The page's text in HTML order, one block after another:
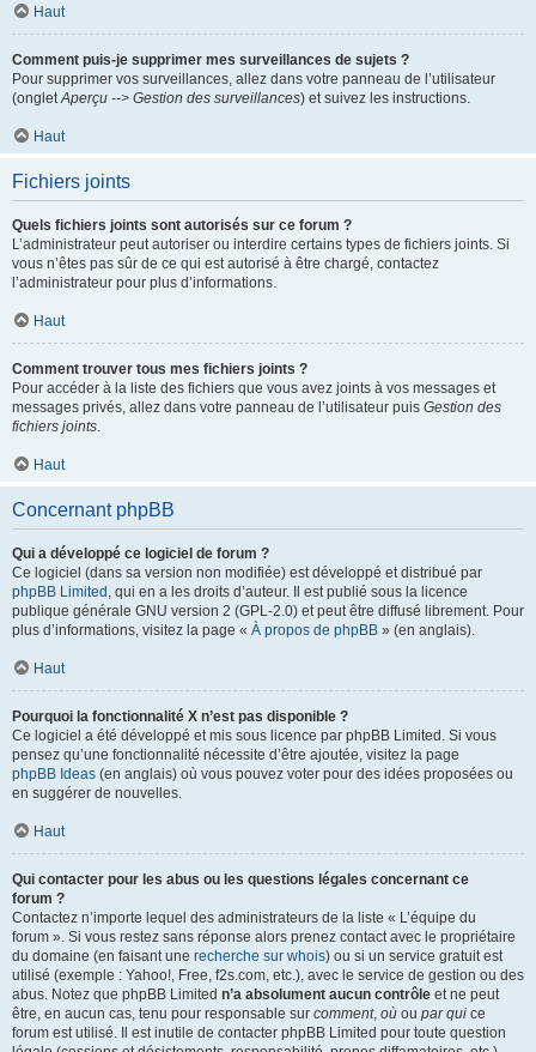
Haut
Comment puis-je supprimer mes surveillances de sujets ?
Pour supprimer vos surveillances, allez dans votre panneau de l’utilisateur
(ongletAperçu --> Gestion des surveillances) et suivez les instructions.
Haut
Fichiers joints
Quels fichiers joints sont autorisés sur ce forum ?
L’administrateur peut autoriser ou interdire certains types de fichiers joints. Si
vous n’êtes pas sûr de ce qui est autorisé à être chargé, contactez
l’administrateur pour plus d’informations.
Haut
Comment trouver tous mes fichiers joints ?
Pour accéder à la liste des fichiers que vous avez joints à vos messages et
messages privés, allez dans votre panneau de l’utilisateur puis Gestion des
fichiers joints.
Haut
Concernant phpBB
Qui a développé ce logiciel de forum ?
Ce logiciel (dans sa version non modifiée) est développé et distribué par
phpBB Limited , qui en a les droits d’auteur. Il est publié sous la licence
publique générale GNU version 2 (GPL-2.0) et peut être diffusé librement. Pour
plus d’informations, visitez la page « À propos de phpBB » (en anglais).
Haut
Pourquoi la fonctionnalité X n’est pas disponible ?
Ce logiciel a été développé et mis sous licence par phpBB Limited. Si vous
pensez qu’une fonctionnalité nécessite d’être ajoutée, visitez la page
phpBB Ideas (en anglais) où vous pouvez voter pour des idées proposées ou
en suggérer de nouvelles.
Haut
Qui contacter pour les abus ou les questions légales concernant ce
forum ?
Contactez n’importe lequel des administrateurs de la liste « L’équipe du
forum ». Si vous restez sans réponse alors prenez contact avec le propriétaire
du domaine (en faisant une recherche sur whois) ou si un service gratuit est
utilisé (exemple : Yahoo!, Free, f2s.com, etc.), avec le service de gestion ou des
abus. Notez que phpBB Limited n’a absolument aucun contrôle et ne peut
être, en aucun cas, tenu pour responsable sur comment, où ou par qui ce
forum est utilisé. Il est inutile de contacter phpBB Limited pour toute question